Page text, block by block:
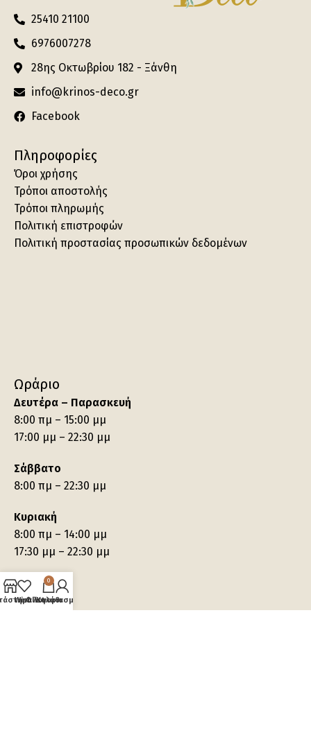
25410 21100
6976007278
28ης Οκτωβρίου 182 - Ξάνθη
info@krinos-deco.gr
Facebook
Πληροφορίες
Όροι χρήσης
Τρόποι αποστολής
Τρόποι πληρωμής
Πολιτική επιστροφών
Πολιτική προστασίας προσωπικών δεδομένων
Ωράριο
Δευτέρα – Παρασκευή
8:00 πμ – 15:00 μμ
17:00 μμ – 22:30 μμ
Σάββατο
8:00 πμ – 22:30 μμ
Κυριακή
8:00 πμ – 14:00 μμ
17:30 μμ – 22:30 μμ
Wishlist
0
Καλάθι
Ο λογαριασμός μου